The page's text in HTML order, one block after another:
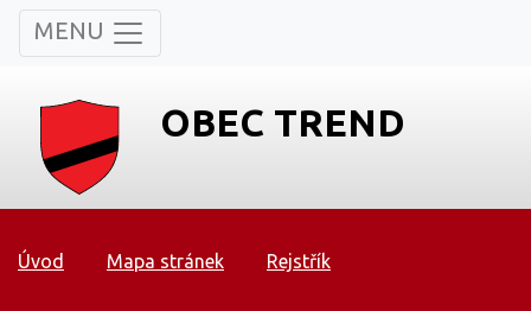
MENU
OBEC TREND
Úvod Mapa stránek Rejstřík